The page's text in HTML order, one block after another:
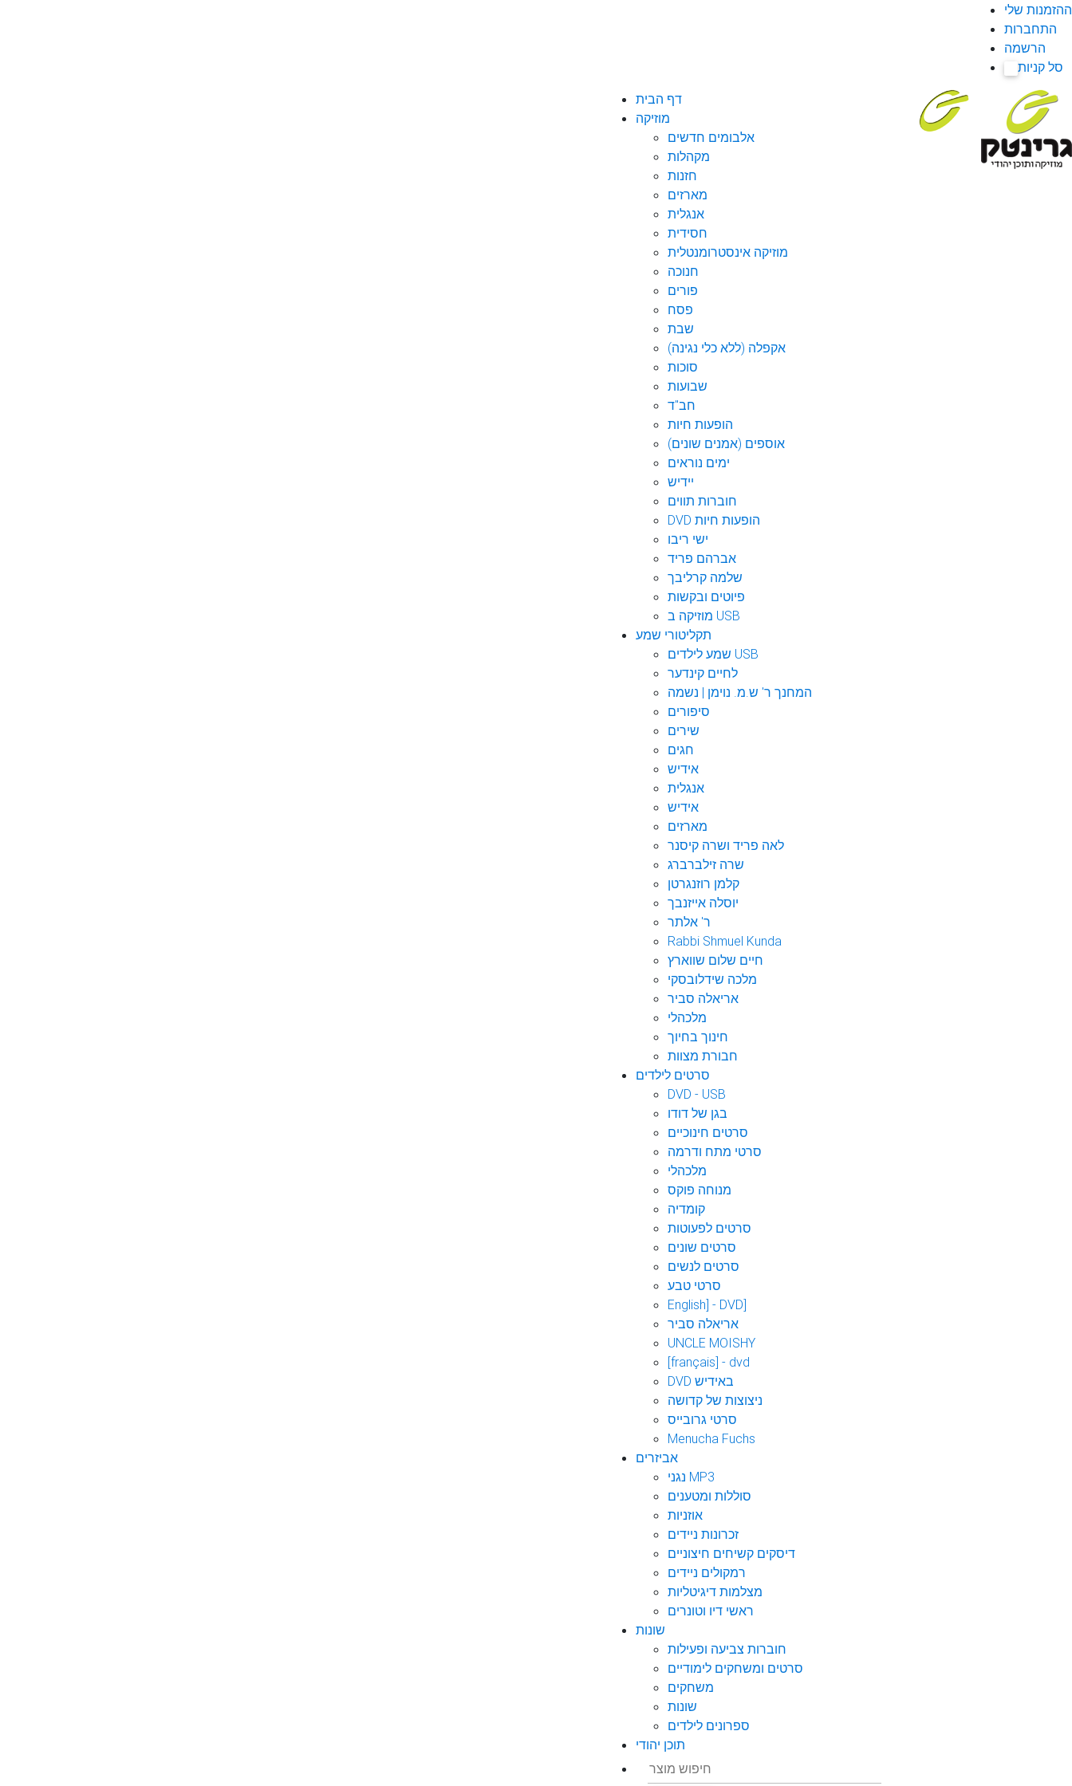
ההזמנות שלי
התחברות
הרשמה
סל קניות
דף הבית
מוזיקה
אלבומים חדשים
מקהלות
חזנות
מארזים
אנגלית
חסידית
מוזיקה אינסטרומנטלית
חנוכה
פורים
פסח
שבת
אקפלה (ללא כלי נגינה)
סוכות
שבועות
חב"ד
הופעות חיות
אוספים (אמנים שונים)
ימים נוראים
יידיש
חוברות תווים
DVD הופעות חיות
ישי ריבו
אברהם פריד
שלמה קרליבך
פיוטים ובקשות
מוזיקה ב USB
תקליטורי שמע
שמע לילדים USB
לחיים קינדער
המחנך ר' ש.מ. נוימן | נשמה
סיפורים
שירים
חגים
אידיש
אנגלית
אידיש
מארזים
לאה פריד ושרה קיסנר
שרה זילברברג
קלמן רוזנגרטן
יוסלה אייזנבך
ר' אלתר
Rabbi Shmuel Kunda
חיים שלום שווארץ
מלכה שידלובסקי
אריאלה סביר
מלכהלי
חינוך בחיוך
חבורת מצוות
סרטים לילדים
DVD - USB
בגן של דודו
סרטים חינוכיים
סרטי מתח ודרמה
מלכהלי
מנוחה פוקס
קומדיה
סרטים לפעוטות
סרטים שונים
סרטים לנשים
סרטי טבע
English] - DVD]
אריאלה סביר
UNCLE MOISHY
[français] - dvd
DVD באידיש
ניצוצות של קדושה
סרטי גרובייס
Menucha Fuchs
אביזרים
נגני MP3
סוללות ומטענים
אוזניות
זכרונות ניידים
דיסקים קשיחים חיצוניים
רמקולים ניידים
מצלמות דיגיטליות
ראשי דיו וטונרים
שונות
חוברות צביעה ופעילות
סרטים ומשחקים לימודיים
משחקים
שונות
ספרונים לילדים
תוכן יהודי